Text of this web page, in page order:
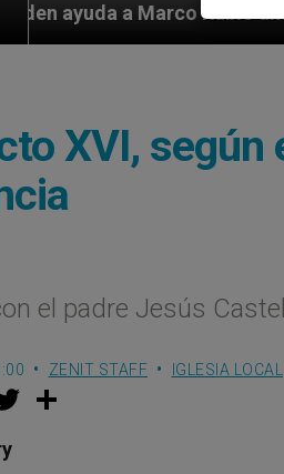
Rubio ante persecución
XVI,
el padre Jesús
ZENIT STAFF IGLESIA LOCAL
w